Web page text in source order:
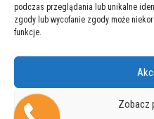
podczas przeglądania lub unikalne
zgody lub wycofanie zgody może
funkcje.
Zobacz
Rewadent